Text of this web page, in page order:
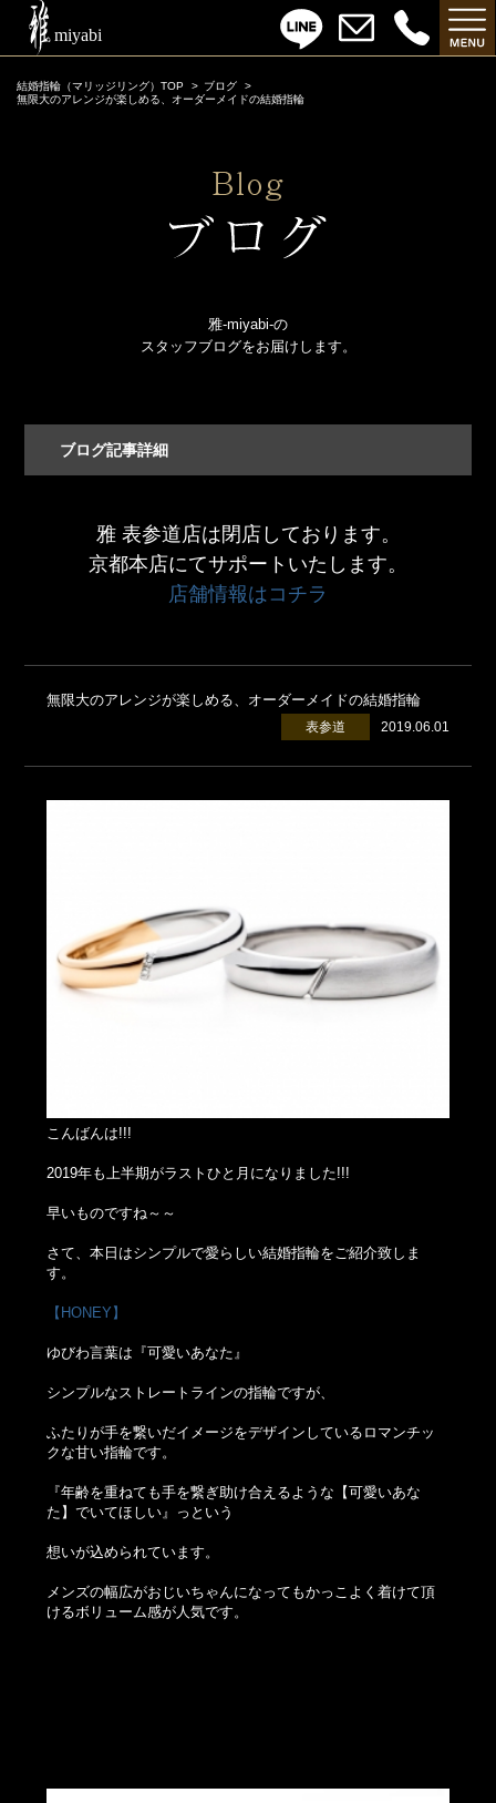
結婚指輪（マリッジリング）TOP
ブログ
無限大のアレンジが楽しめる、オーダーメイドの結婚指輪
雅-miyabi-の
スタッフブログをお届けします。
ブログ記事詳細
雅 表参道店は閉店しております。
京都本店にてサポートいたします。
店舗情報はコチラ
無限大のアレンジが楽しめる、オーダーメイドの結婚指輪
2019.06.01
表参道
こんばんは!!!
2019年も上半期がラストひと月になりました!!!
早いものですね～～
さて、本日はシンプルで愛らしい結婚指輪をご紹介致しま
す。
【HONEY】
ゆびわ言葉は『可愛いあなた』
シンプルなストレートラインの指輪ですが、
ふたりが手を繋いだイメージをデザインしているロマンチッ
クな甘い指輪です。
『年齢を重ねても手を繋ぎ助け合えるような【可愛いあな
た】でいてほしい』っという
想いが込められています。
メンズの幅広がおじいちゃんになってもかっこよく着けて頂
けるボリューム感が人気です。